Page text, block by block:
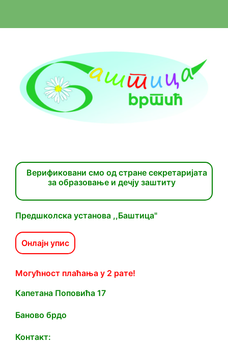
Верификовани смо од стране секретаријата
за образовање и дечју заштиту
Предшколска установа ,,Баштица"
Онлајн упис
Могућност плаћања у 2 рате!
Капетана Попoвића 17
Баново брдо
Контакт: